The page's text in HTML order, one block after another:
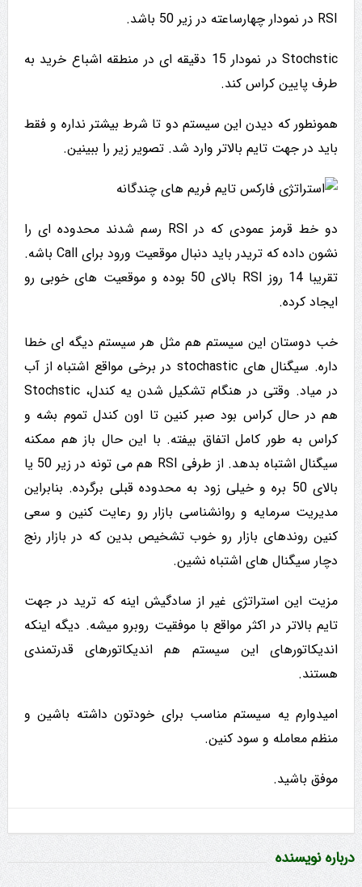
RSI در نمودار چهارساعته در زیر 50 باشد.
Stochstic در نمودار 15 دقیقه ای در منطقه اشباع خرید به
طرف پایین کراس کند.
همونطور که دیدن این سیستم دو تا شرط بیشتر نداره و فقط
باید در جهت تایم بالاتر وارد شد. تصویر زیر را ببینین.
دو خط قرمز عمودی که در RSI رسم شدند محدوده ای را
نشون داده که تریدر باید دنبال موقعیت ورود برای Call باشه.
تقریبا 14 روز RSI بالای 50 بوده و موقعیت های خوبی رو
ایجاد کرده.
خب دوستان این سیستم هم مثل هر سیستم دیگه ای خطا
داره. سیگنال های stochastic در برخی مواقع اشتباه از آب
در میاد. وقتی در هنگام تشکیل شدن یه کندل، Stochstic
هم در حال کراس بود صبر کنین تا اون کندل تموم بشه و
کراس به طور کامل اتفاق بیفته. با این حال باز هم ممکنه
سیگنال اشتباه بدهد. از طرفی RSI هم می تونه در زیر 50 یا
بالای 50 بره و خیلی زود به محدوده قبلی برگرده. بنابراین
مدیریت سرمایه و روانشناسی بازار رو رعایت کنین و سعی
کنین روندهای بازار رو خوب تشخیص بدین که در بازار رنج
دچار سیگنال های اشتباه نشین.
مزیت این استراتژی غیر از سادگیش اینه که ترید در جهت
تایم بالاتر در اکثر مواقع با موفقیت روبرو میشه. دیگه اینکه
اندیکاتورهای این سیستم هم اندیکاتورهای قدرتمندی
هستند.
امیدوارم یه سیستم مناسب برای خودتون داشته باشین و
منظم معامله و سود کنین.
موفق باشید.
درباره نویسنده